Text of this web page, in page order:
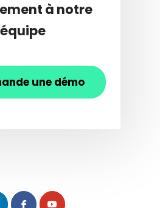
à notre
équipe
une démo